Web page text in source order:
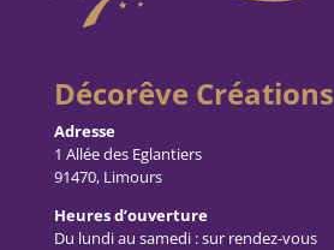
Décorêve Créations
Adresse
1 Allée des Eglantiers
91470, Limours
Heures d’ouverture
Du lundi au samedi : sur rendez-vous